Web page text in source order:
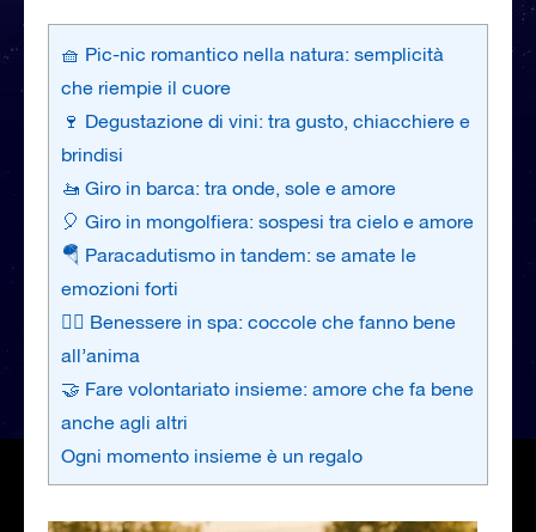
🧺 Pic-nic romantico nella natura: semplicità
che riempie il cuore
🍷 Degustazione di vini: tra gusto, chiacchiere e
brindisi
🚤 Giro in barca: tra onde, sole e amore
🎈 Giro in mongolfiera: sospesi tra cielo e amore
🪂 Paracadutismo in tandem: se amate le
emozioni forti
🧖‍♀️ Benessere in spa: coccole che fanno bene
all’anima
🤝 Fare volontariato insieme: amore che fa bene
anche agli altri
Ogni momento insieme è un regalo